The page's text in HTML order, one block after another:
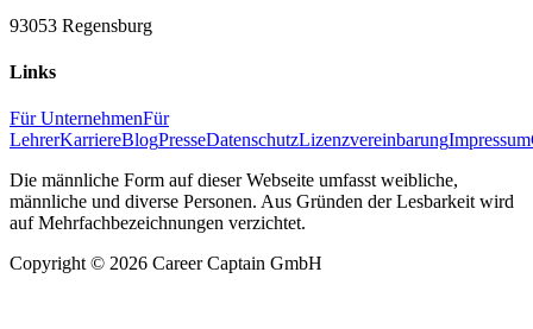
93053 Regensburg
Links
Für UnternehmenFür
LehrerKarriereBlogPresseDatenschutzLizenzvereinbarungImpressum
Die männliche Form auf dieser Webseite umfasst weibliche,
männliche und diverse Personen. Aus Gründen der Lesbarkeit wird
auf Mehrfachbezeichnungen verzichtet.
Copyright © 2026 Career Captain GmbH